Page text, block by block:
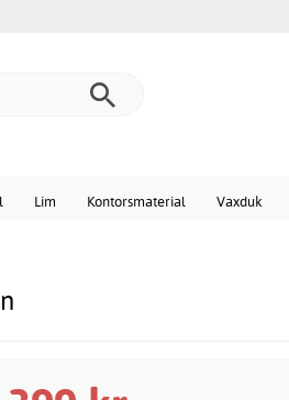
Lim Kontorsmaterial Vaxduk